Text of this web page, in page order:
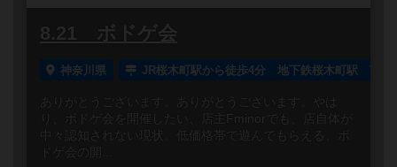
8.21 ボドゲ会
神奈川県 JR桜木町駅から徒歩4分 地下鉄桜木町駅 南1
ありがとうございます。ありがとうございます。やは
り、ボドゲ会を開催したい、店主Fminorでも、店自体が
中々認知されない現状。低価格帯で遊んでもらえる、ボ